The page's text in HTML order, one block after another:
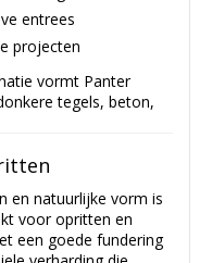
entrees
projecten
vormt Panter
tegels, beton,
en natuurlijke vorm is
voor opritten en
een goede fundering